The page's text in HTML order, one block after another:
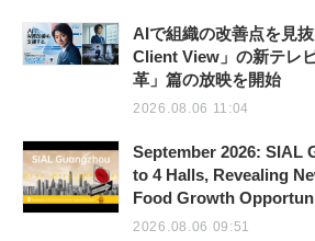
AIで組織の改善点を見
Client View」の新テレ
革」篇の放映を開始
2026.08.06 11:04
September 2026: SIAL
to 4 Halls, Revealing
Food Growth
2026.08.06 09:51